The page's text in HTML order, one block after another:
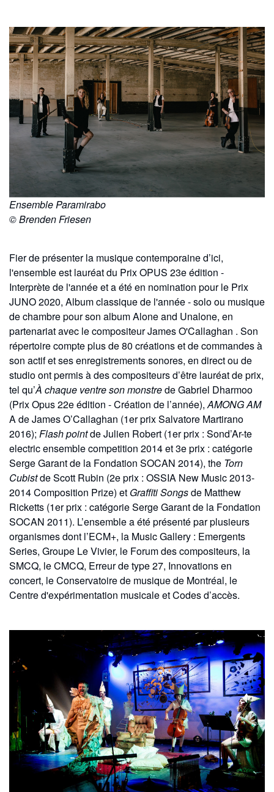
Ensemble Paramirabo
© Brenden Friesen
Fier de présenter la musique contemporaine d’ici,
l'ensemble est lauréat du Prix OPUS 23e édition -
Interprète de l'année et a été en nomination pour le Prix
JUNO 2020, Album classique de l'année - solo ou musique
de chambre pour son album Alone and Unalone, en
partenariat avec le compositeur James O'Callaghan . Son
répertoire compte plus de 80 créations et de commandes à
son actif et ses enregistrements sonores, en direct ou de
studio ont permis à des compositeurs d’être lauréat de prix,
tel qu’À chaque ventre son monstrede Gabriel Dharmoo
(Prix Opus 22e édition - Création de l’année),AMONG AM
A de James O’Callaghan (1er prix Salvatore Martirano
2016); Flash pointde Julien Robert (1er prix : Sond’Ar-te
electric ensemble competition 2014 et 3e prix : catégorie
Serge Garant de la Fondation SOCAN 2014), the Torn
Cubistde Scott Rubin (2e prix : OSSIA New Music 2013-
2014 Composition Prize) et Graffiti Songsde Matthew
Ricketts (1er prix : catégorie Serge Garant de la Fondation
SOCAN 2011). L’ensemble a été présenté par plusieurs
organismes dont l’ECM+, la Music Gallery : Emergents
Series, Groupe Le Vivier, le Forum des compositeurs, la
SMCQ, le CMCQ, Erreur de type 27, Innovations en
concert, le Conservatoire de musique de Montréal, le
Centre d'expérimentation musicale et Codes d’accès.